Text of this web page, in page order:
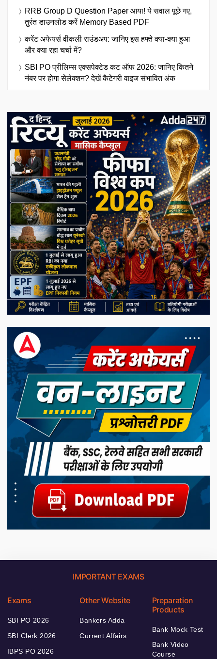
RRB Group D Question Paper आया! ये सवाल पूछे गए,
तुरंत डाउनलोड करें Memory Based PDF
करेंट अफेयर्स वीकली राउंडअप: जानिए इस हफ्ते क्या-क्या हुआ
और क्या रहा चर्चा में?
SBI PO प्रीलिम्स एक्सपेक्टेड कट ऑफ 2026: जानिए कितने
नंबर पर होगा सेलेक्शन? देखें कैटेगरी वाइज संभावित अंक
IMPORTANT EXAMS
Exams
SBI PO 2026
SBI Clerk 2026
IBPS PO 2026
Other Website
Bankers Adda
Current Affairs
Preparation
Products
Bank Mock Test
Bank Video
Course